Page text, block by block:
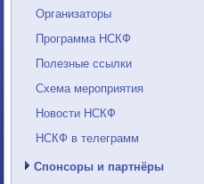
Организаторы
Программа НСКФ
Полезные ссылки
Схема мероприятия
Новости НСКФ
НСКФ в телеграмм
Спонсоры и партнёры